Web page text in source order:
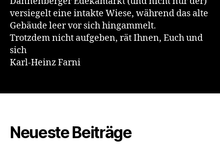
versiegelt eine intakte Wiese, während das alte
Gebäude leer vor sich hingammelt.
Trotzdem nicht aufgeben, rät Ihnen, Euch und
sich
Karl-Heinz Farni
Neueste Beiträge